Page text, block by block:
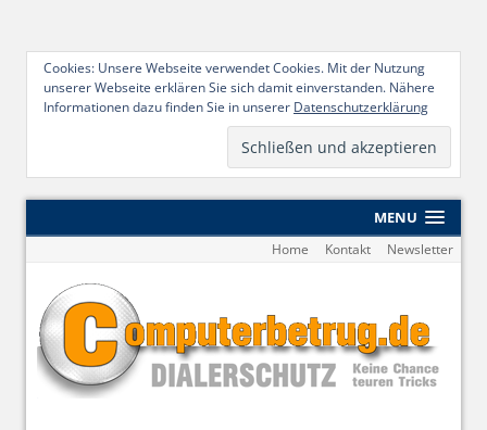
Cookies: Unsere Webseite verwendet Cookies. Mit der Nutzung
unserer Webseite erklären Sie sich damit einverstanden. Nähere
Informationen dazu finden Sie in unserer Datenschutzerklärung
MENU
Home Kontakt Newsletter